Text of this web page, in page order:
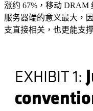
涨约 67%，移动 DRAM
服务器端的意义最大，
支直接相关，也更能支